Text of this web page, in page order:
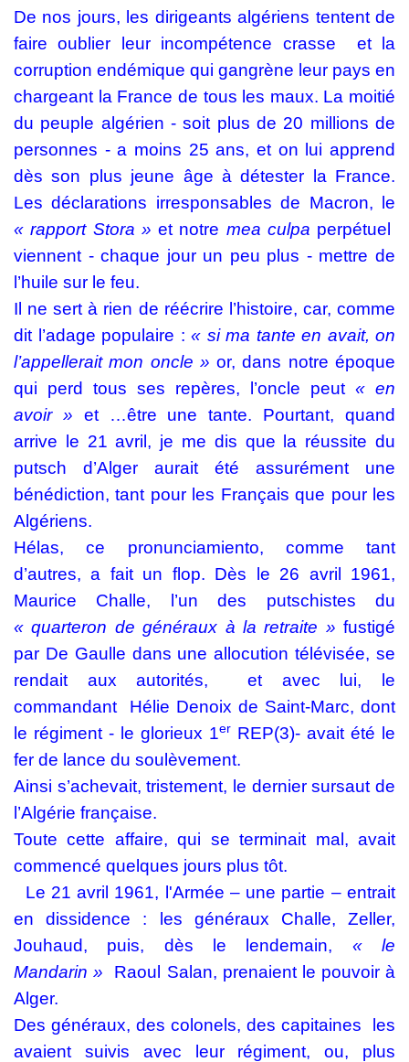
De nos jours, les dirigeants algériens tentent de
faire oublier leur incompétence crasse
et la
corruption endémique qui gangrène leur pays en
chargeant la France de tous les maux. La moitié
du peuple algérien - soit plus de 20 millions de
personnes - a moins 25 ans, et on lui apprend
dès son plus jeune âge à détester la France.
Les déclarations irresponsables de Macron, le
« rapport Stora » et notre mea culpa perpétuel
viennent - chaque jour un peu plus - mettre de
l’huile sur le feu.
Il ne sert à rien de réécrire l’histoire, car, comme
dit l’adage populaire : « si ma tante en avait, on
l’appellerait mon oncle »or, dans notre époque
qui perd tous ses repères, l’oncle peut « en
avoir » et …être une tante. Pourtant, quand
arrive le 21 avril, je me dis que la réussite du
putsch d’Alger aurait été assurément une
bénédiction, tant pour les Français que pour les
Algériens.
Hélas, ce pronunciamiento, comme tant
d’autres, a fait un flop. Dès le 26 avril 1961,
Maurice Challe, l’un des putschistes du
« quarteron de généraux à la retraite » fustigé
par De Gaulle dans une allocution télévisée, se
rendait aux autorités,
et avec lui, le
commandant
Hélie Denoix de Saint-Marc, dont
le régiment - le glorieux 1er REP(3)- avait été le
fer de lance du soulèvement.
Ainsi s’achevait, tristement, le dernier sursaut de
l’Algérie française.
Toute cette affaire, qui se terminait mal, avait
commencé quelques jours plus tôt.
Le 21 avril 1961, l'Armée – une partie – entrait
en dissidence : les généraux Challe, Zeller,
Jouhaud, puis, dès le lendemain, « le
Mandarin »
Raoul Salan, prenaient le pouvoir à
Alger.
Des généraux, des colonels, des capitaines
les
avaient suivis avec leur régiment, ou, plus